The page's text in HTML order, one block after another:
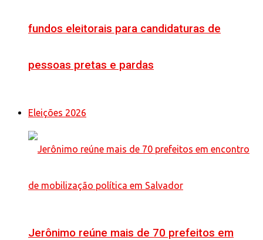
fundos eleitorais para candidaturas de
pessoas pretas e pardas
Eleições 2026
Jerônimo reúne mais de 70 prefeitos em